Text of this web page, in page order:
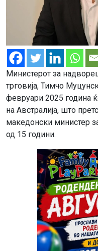
Министерот за
трговија, Тимчо
февруари 2025 година
на Австралија, што
македонски министер
од 15 години.